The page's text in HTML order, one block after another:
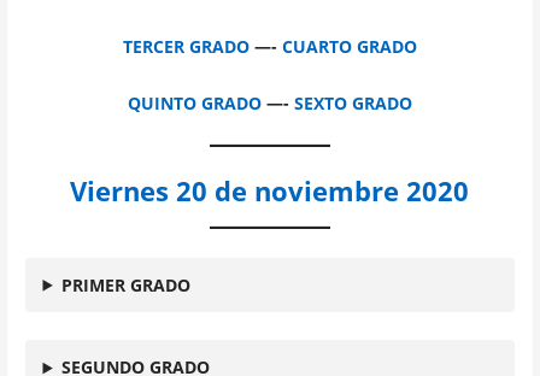
TERCER GRADO—- CUARTO GRADO
QUINTO GRADO—- SEXTO GRADO
Viernes 20 de noviembre 2020
PRIMER GRADO
SEGUNDO GRADO